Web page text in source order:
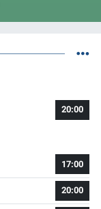
20:00
17:00
20:00